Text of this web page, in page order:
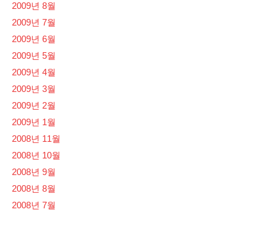
2009년 8월
2009년 7월
2009년 6월
2009년 5월
2009년 4월
2009년 3월
2009년 2월
2009년 1월
2008년 11월
2008년 10월
2008년 9월
2008년 8월
2008년 7월